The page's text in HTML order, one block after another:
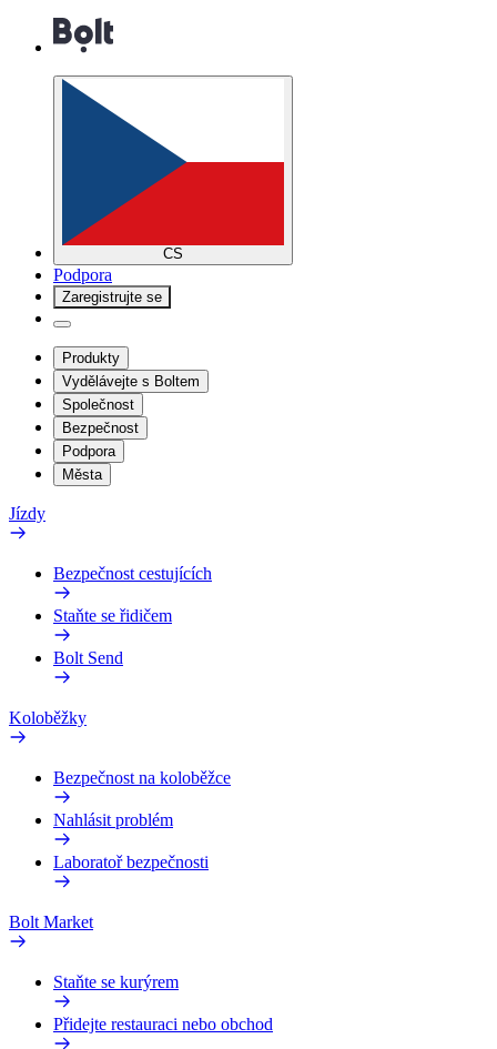
CS
Podpora
Zaregistrujte se
Produkty
Vydělávejte s Boltem
Společnost
Bezpečnost
Podpora
Města
Jízdy
Bezpečnost cestujících
Staňte se řidičem
Bolt Send
Koloběžky
Bezpečnost na koloběžce
Nahlásit problém
Laboratoř bezpečnosti
Bolt Market
Staňte se kurýrem
Přidejte restauraci nebo obchod